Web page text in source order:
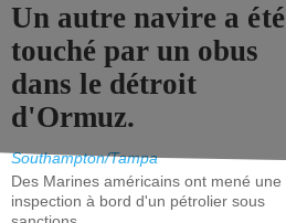
Un autre navire a été
touché par un obus
dans le détroit
d'Ormuz.
Southampton/Tampa
Des Marines américains ont mené une
inspection à bord d'un pétrolier sous